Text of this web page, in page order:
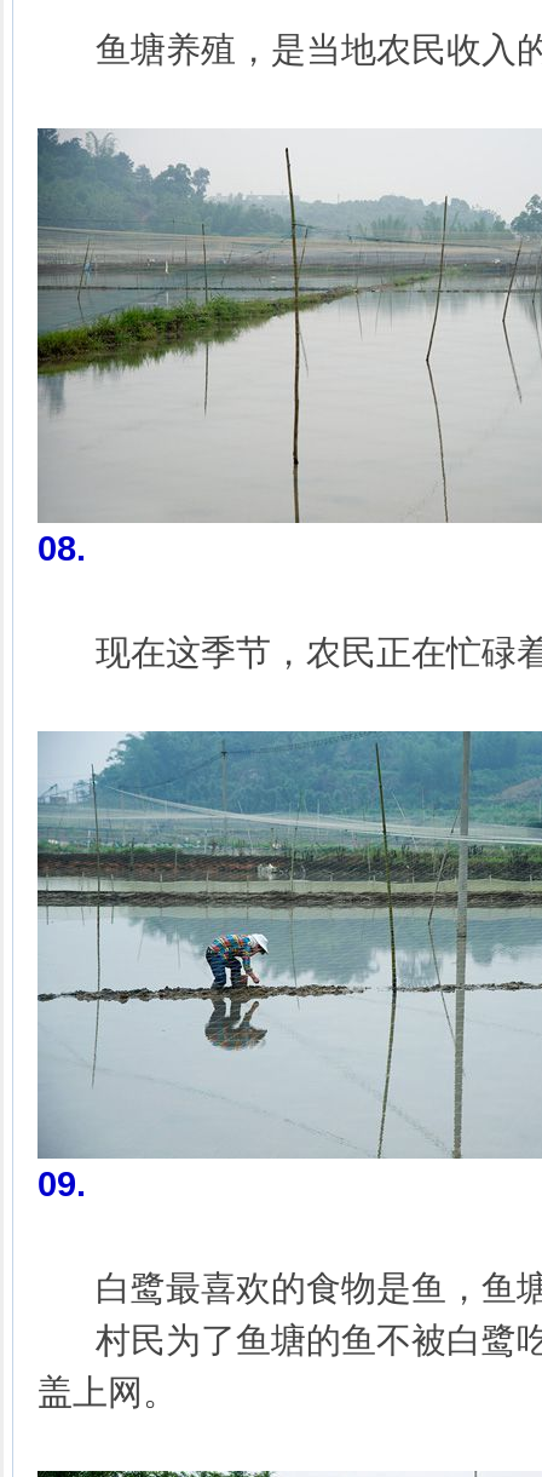
鱼塘养殖，是当地农民收入
08.
现在这季节，农民正在忙碌
09.
白鹭最喜欢的食物是鱼，鱼
村民为了鱼塘的鱼不被白鹭
盖上网。